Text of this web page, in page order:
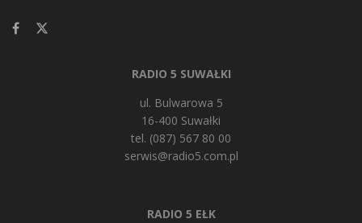
RADIO 5 SUWAŁKI
ul. Bulwarowa 5
16-400 Suwałki
tel. (087) 567 80 00
serwis@radio5.com.pl
RADIO 5 EŁK